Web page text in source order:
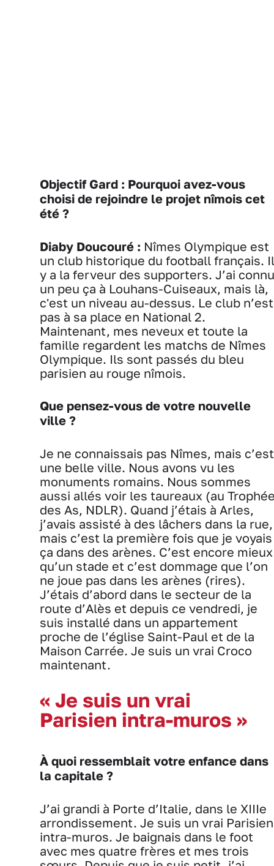
Objectif Gard : Pourquoi avez-vous
choisi de rejoindre le projet nîmois cet
été ?
Diaby Doucouré : Nîmes Olympique est
un club historique du football français. Il
y a la ferveur des supporters. J’ai connu
un peu ça à Louhans-Cuiseaux, mais là,
c'est un niveau au-dessus. Le club n’est
pas à sa place en National 2.
Maintenant, mes neveux et toute la
famille regardent les matchs de Nîmes
Olympique. Ils sont passés du bleu
parisien au rouge nîmois.
Que pensez-vous de votre nouvelle
ville ?
Je ne connaissais pas Nîmes, mais c’est
une belle ville. Nous avons vu les
monuments romains. Nous sommes
aussi allés voir les taureaux (au
des As, NDLR). Quand j’étais à Arles,
j’avais assisté à des lâchers dans la rue,
mais c’est la première fois que je voyais
ça dans des arènes. C’est encore mieux
qu’un stade et c’est dommage que l’on
ne joue pas dans les arènes (rires).
J’étais d’abord dans le secteur de la
route d’Alès et depuis ce vendredi, je
suis installé dans un appartement
proche de l’église Saint-Paul et de la
Maison Carrée. Je suis un vrai Croco
maintenant.
« Je suis un vrai
Parisien intra-muros »
À quoi ressemblait votre enfance dans
la capitale ?
J’ai grandi à Porte d’Italie, dans le XIIIe
arrondissement. Je suis un vrai Parisien
intra-muros. Je baignais dans le foot
avec mes quatre frères et mes trois